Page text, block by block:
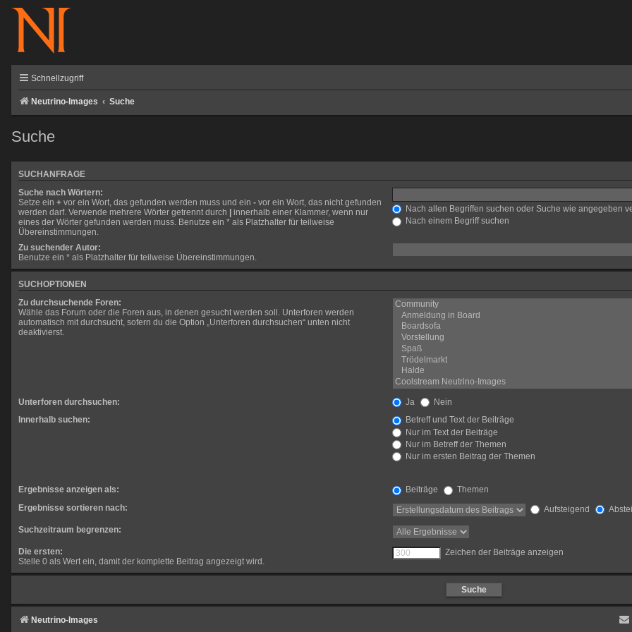
Schnellzugriff
Neutrino-Images Suche
Suche
SUCHANFRAGE
Suche nach Wörtern:
Setze ein + vor ein Wort, das gefunden werden muss und ein - vor ein Wort, das nicht gefunden
werden darf. Verwende mehrere Wörter getrennt durch
innerhalb einer Klammer, wenn nur
eines der Wörter gefunden werden muss. Benutze ein * als Platzhalter für teilweise
Übereinstimmungen.
Nach allen Begriffen suchen oder Suche wie angegeben
Nach einem Begriff suchen
Zu suchender Autor:
Benutze ein * als Platzhalter für teilweise Übereinstimmungen.
SUCHOPTIONEN
Zu durchsuchende Foren:
Wähle das Forum oder die Foren aus, in denen gesucht werden soll. Unterforen werden
automatisch mit durchsucht, sofern du die Option „Unterforen durchsuchen“ unten nicht
deaktivierst.
Unterforen durchsuchen: Ja
Nein
Innerhalb suchen:
Betreff und Text der Beiträge
Nur im Text der Beiträge
Nur im Betreff der Themen
Nur im ersten Beitrag der Themen
Ergebnisse anzeigen als: Beiträge
Themen
Ergebnisse sortieren nach:
Aufsteigend
Suchzeitraum begrenzen:
Die ersten:
Stelle 0 als Wert ein, damit der komplette Beitrag angezeigt wird.
Zeichen der Beiträge anzeigen
Neutrino-Images